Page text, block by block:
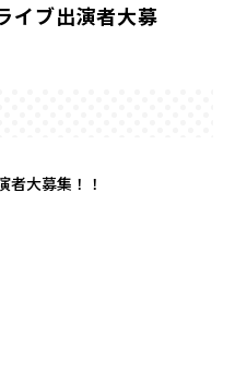
イブ出演者大募
者大募集！！